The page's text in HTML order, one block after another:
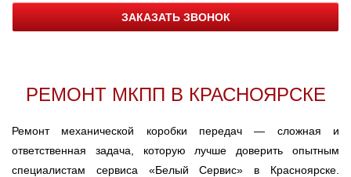
ЗАКАЗАТЬ ЗВОНОК
РЕМОНТ МКПП В КРАСНОЯРСКЕ
Ремонт механической коробки передач — сложная и
ответственная задача, которую лучше доверить опытным
специалистам сервиса «Белый Сервис» в Красноярске.